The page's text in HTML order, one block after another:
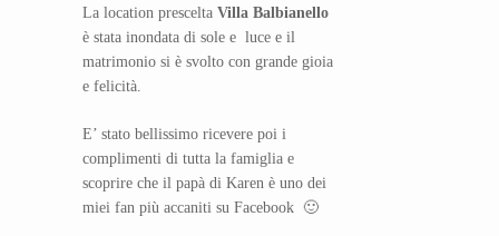
La location prescelta Villa Balbianello
è stata inondata di sole e luce e il
matrimonio si è svolto con grande gioia
e felicità.
E’ stato bellissimo ricevere poi i
complimenti di tutta la famiglia e
scoprire che il papà di Karen è uno dei
miei fan più accaniti su Facebook 🙂